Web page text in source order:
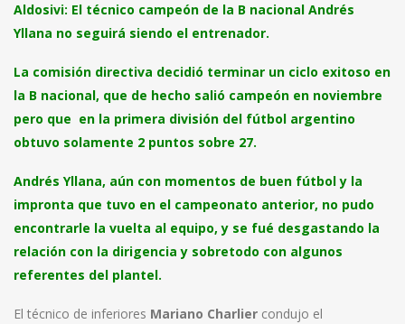
Aldosivi: El técnico campeón de la B nacional Andrés
Yllana no seguirá siendo el entrenador.
La comisión directiva decidió terminar un ciclo exitoso en
la B nacional, que de hecho salió campeón en noviembre
pero que en la primera división del fútbol argentino
obtuvo solamente 2 puntos sobre 27.
Andrés Yllana, aún con momentos de buen fútbol y la
impronta que tuvo en el campeonato anterior, no pudo
encontrarle la vuelta al equipo, y se fué desgastando la
relación con la dirigencia y sobretodo con algunos
referentes del plantel.
El técnico de inferiores Mariano Charlier condujo el